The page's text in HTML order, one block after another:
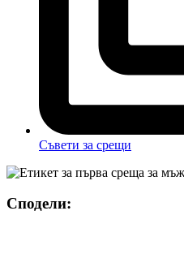
Съвети за срещи
Сподели: